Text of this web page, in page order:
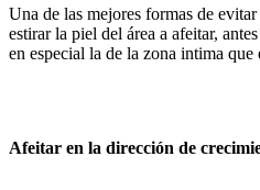
Una de las mejores formas de
estirar la piel del área a afeitar,
en especial la de la zona intima que
Afeitar en la dirección de